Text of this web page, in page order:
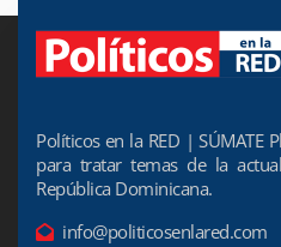
Políticos en la RED | SÚMATE
para tratar temas de la
República Dominicana.
info@politicosenlared.com